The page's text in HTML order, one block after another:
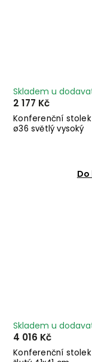
Konferenční stolek
ø36 světlý vysoký
Skladem u
2 177 Kč
Do
Konferenční stolek
Skladem u
4 016 Kč